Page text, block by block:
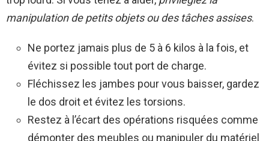
manipulation de petits objets ou des tâches assises.
Ne portez jamais plus de 5 à 6 kilos à la fois, et
évitez si possible tout port de charge.
Fléchissez les jambes pour vous baisser, gardez
le dos droit et évitez les torsions.
Restez à l’écart des opérations risquées comme
démonter des meubles ou manipuler du matériel